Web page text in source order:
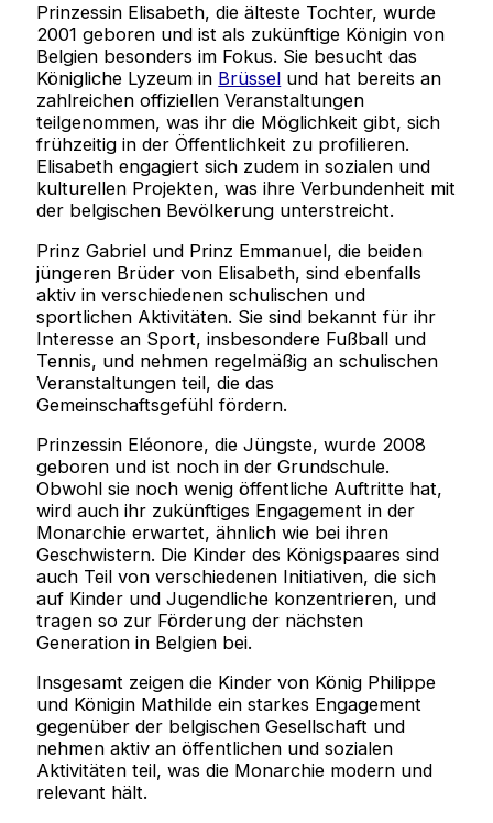
Prinzessin Elisabeth, die älteste Tochter, wurde
2001 geboren und ist als zukünftige Königin von
Belgien besonders im Fokus. Sie besucht das
Königliche Lyzeum in Brüssel und hat bereits an
zahlreichen offiziellen Veranstaltungen
teilgenommen, was ihr die Möglichkeit gibt, sich
frühzeitig in der Öffentlichkeit zu profilieren.
Elisabeth engagiert sich zudem in sozialen und
kulturellen Projekten, was ihre Verbundenheit mit
der belgischen Bevölkerung unterstreicht.
Prinz Gabriel und Prinz Emmanuel, die beiden
jüngeren Brüder von Elisabeth, sind ebenfalls
aktiv in verschiedenen schulischen und
sportlichen Aktivitäten. Sie sind bekannt für ihr
Interesse an Sport, insbesondere Fußball und
Tennis, und nehmen regelmäßig an schulischen
Veranstaltungen teil, die das
Gemeinschaftsgefühl fördern.
Prinzessin Eléonore, die Jüngste, wurde 2008
geboren und ist noch in der Grundschule.
Obwohl sie noch wenig öffentliche Auftritte hat,
wird auch ihr zukünftiges Engagement in der
Monarchie erwartet, ähnlich wie bei ihren
Geschwistern. Die Kinder des Königspaares sind
auch Teil von verschiedenen Initiativen, die sich
auf Kinder und Jugendliche konzentrieren, und
tragen so zur Förderung der nächsten
Generation in Belgien bei.
Insgesamt zeigen die Kinder von König Philippe
und Königin Mathilde ein starkes Engagement
gegenüber der belgischen Gesellschaft und
nehmen aktiv an öffentlichen und sozialen
Aktivitäten teil, was die Monarchie modern und
relevant hält.